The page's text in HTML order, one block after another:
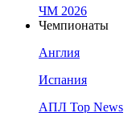
ЧМ 2026
Чемпионаты
Англия
Испания
АПЛ Top News